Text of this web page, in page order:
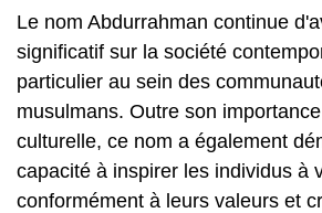
Le nom Abdurrahman continue
significatif sur la société
particulier au sein des
musulmans. Outre son
culturelle, ce nom a également
capacité à inspirer les individus à
conformément à leurs valeurs et